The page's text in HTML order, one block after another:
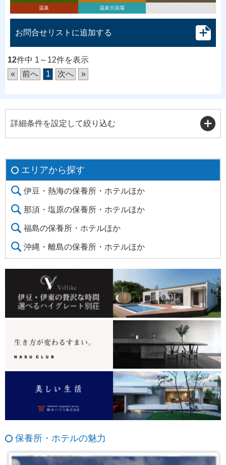
温泉
温泉大浴場
お問合せリストに追加する
12件中 1～12件を表示
«
前へ 1 次へ »
詳細条件を設定して絞り込む
エリアから探す
伊豆・熱海の保養所・ホテルほか
那須・塩原の保養所・ホテルほか
福島の保養所・ホテルほか
沖縄・離島の保養所・ホテルほか
保養所・ホテルの魅力